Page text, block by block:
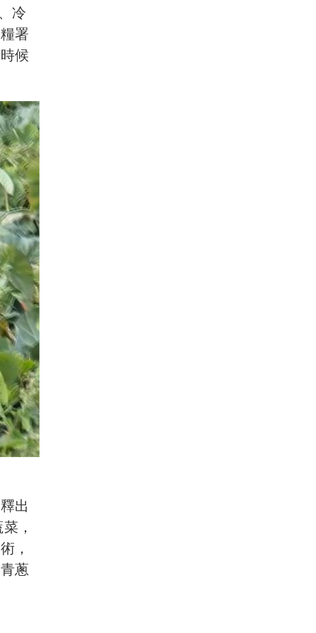
冷
署
候
出
，
，
蔥